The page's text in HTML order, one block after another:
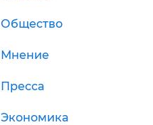
Общество
Мнение
Пресса
Экономика